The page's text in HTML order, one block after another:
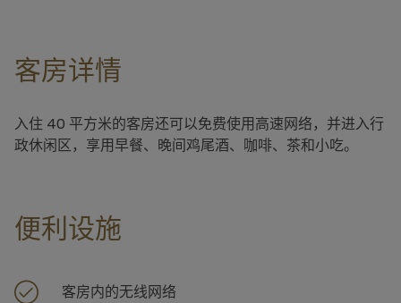
客房详情
入住 40 平方米的客房还可以免费使用高速网络，并进入行
政休闲区，享用早餐、晚间鸡尾酒、咖啡、茶和小吃。
便利设施
客房内的无线网络